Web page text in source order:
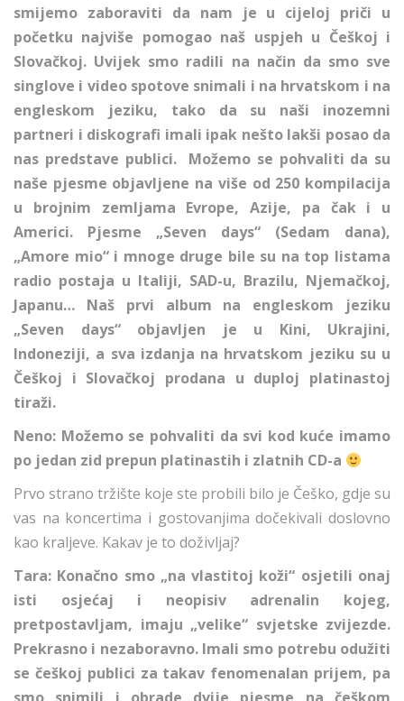
smijemo zaboraviti da nam je u cijeloj priči u
početku najviše pomogao naš uspjeh u Češkoj i
Slovačkoj. Uvijek smo radili na način da smo sve
singlove i video spotove snimali i na hrvatskom i na
engleskom jeziku, tako da su naši inozemni
partneri i diskografi imali ipak nešto lakši posao da
nas predstave publici. Možemo se pohvaliti da su
naše pjesme objavljene na više od 250 kompilacija
u brojnim zemljama Evrope, Azije, pa čak i u
Americi. Pjesme „Seven days“ (Sedam dana),
„Amore mio“ i mnoge druge bile su na top listama
radio postaja u Italiji, SAD-u, Brazilu, Njemačkoj,
Japanu… Naš prvi album na engleskom jeziku
„Seven days“ objavljen je u Kini, Ukrajini,
Indoneziji, a sva izdanja na hrvatskom jeziku su u
Češkoj i Slovačkoj prodana u duploj platinastoj
tiraži.
Neno: Možemo se pohvaliti da svi kod kuće imamo
po jedan zid prepun platinastih i zlatnih CD-a
Prvo strano tržište koje ste probili bilo je Češko, gdje su
vas na koncertima i gostovanjima dočekivali doslovno
kao kraljeve. Kakav je to doživljaj?
Tara: Konačno smo „na vlastitoj koži“ osjetili onaj
isti osjećaj i neopisiv adrenalin kojeg,
pretpostavljam, imaju „velike“ svjetske zvijezde.
Prekrasno i nezaboravno. Imali smo potrebu odužiti
se češkoj publici za takav fenomenalan prijem, pa